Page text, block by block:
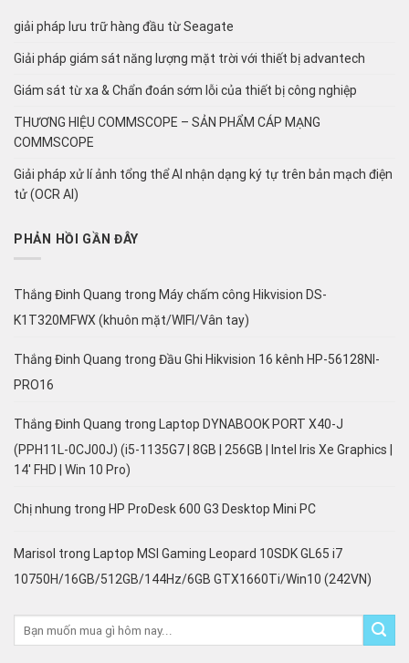
giải pháp lưu trữ hàng đầu từ Seagate
Giải pháp giám sát năng lượng mặt trời với thiết bị advantech
Giám sát từ xa & Chẩn đoán sớm lỗi của thiết bị công nghiệp
THƯƠNG HIỆU COMMSCOPE – SẢN PHẨM CÁP MẠNG
COMMSCOPE
Giải pháp xử lí ảnh tổng thể AI nhận dạng ký tự trên bản mạch điện
tử (OCR AI)
PHẢN HỒI GẦN ĐÂY
Thắng Đinh Quang trong Máy chấm công Hikvision DS-
K1T320MFWX (khuôn mặt/WIFI/Vân tay)
Thắng Đinh Quang trong Đầu Ghi Hikvision 16 kênh HP-56128NI-
PRO16
Thắng Đinh Quang trong Laptop DYNABOOK PORT X40-J
(PPH11L-0CJ00J) (i5-1135G7 | 8GB | 256GB | Intel Iris Xe Graphics |
14′ FHD | Win 10 Pro)
Chị nhung trong HP ProDesk 600 G3 Desktop Mini PC
Marisol trong Laptop MSI Gaming Leopard 10SDK GL65 i7
10750H/16GB/512GB/144Hz/6GB GTX1660Ti/Win10 (242VN)